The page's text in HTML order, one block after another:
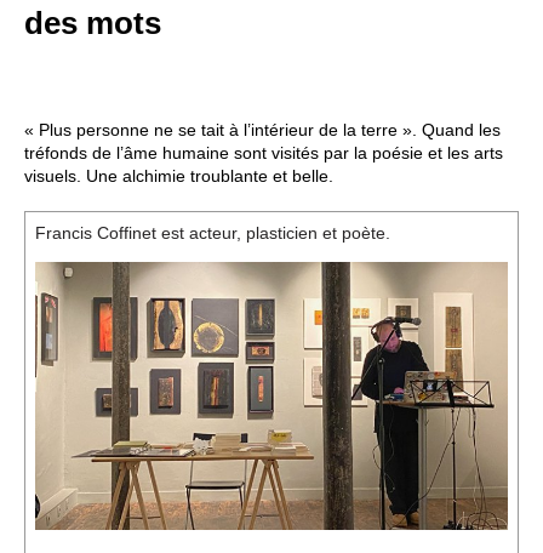
Dossiers
Événements
Sacré
Cousinages
des mots
« Plus personne ne se tait à l’intérieur de la terre ». Quand les
tréfonds de l’âme humaine sont visités par la poésie et les arts
visuels. Une alchimie troublante et belle.
Francis Coffinet est acteur, plasticien et poète.